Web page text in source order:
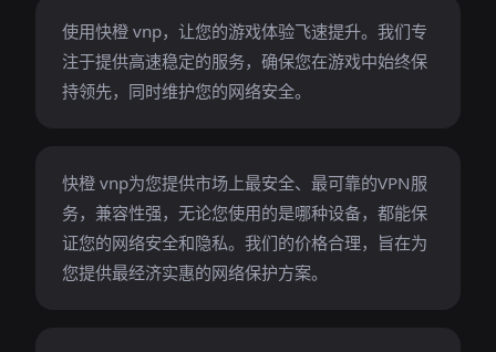
使用快橙 vnp，让您的游戏体验飞速提升。我们专
注于提供高速稳定的服务，确保您在游戏中始终保
持领先，同时维护您的网络安全。
快橙 vnp为您提供市场上最安全、最可靠的VPN服
务，兼容性强，无论您使用的是哪种设备，都能保
证您的网络安全和隐私。我们的价格合理，旨在为
您提供最经济实惠的网络保护方案。